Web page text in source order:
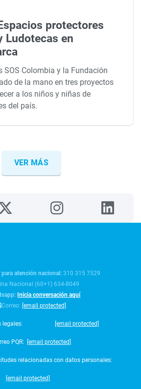
protectores
Ludotecas en
SOS Colombia y la Fundación
de la mano en tres proyectos
a los niños y niñas de
del país.
VER MÁS
para atención nacional:310 315 7529
Nacional (60+1) 634-8049
Inicia conversación aquí
Correo: [email protected]
legales: [email protected]
PQR: [email protected]
relacionadas con datos personales:
[email protected]